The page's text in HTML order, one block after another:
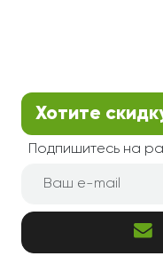
Хотите
Подпишитесь на